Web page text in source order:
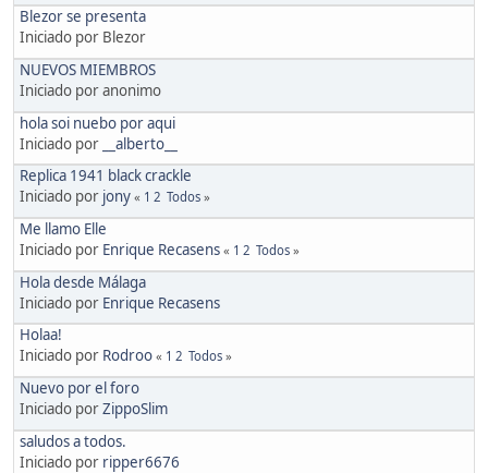
Blezor se presenta
Iniciado por Blezor
NUEVOS MIEMBROS
Iniciado por anonimo
hola soi nuebo por aqui
Iniciado por
__alberto__
Replica 1941 black crackle
Iniciado por jony « 1 2 Todos »
Me llamo Elle
Iniciado por Enrique Recasens « 1 2 Todos »
Hola desde Málaga
Iniciado por Enrique Recasens
Holaa!
Iniciado por Rodroo « 1 2 Todos »
Nuevo por el foro
Iniciado porZippoSlim
saludos a todos.
Iniciado por ripper6676